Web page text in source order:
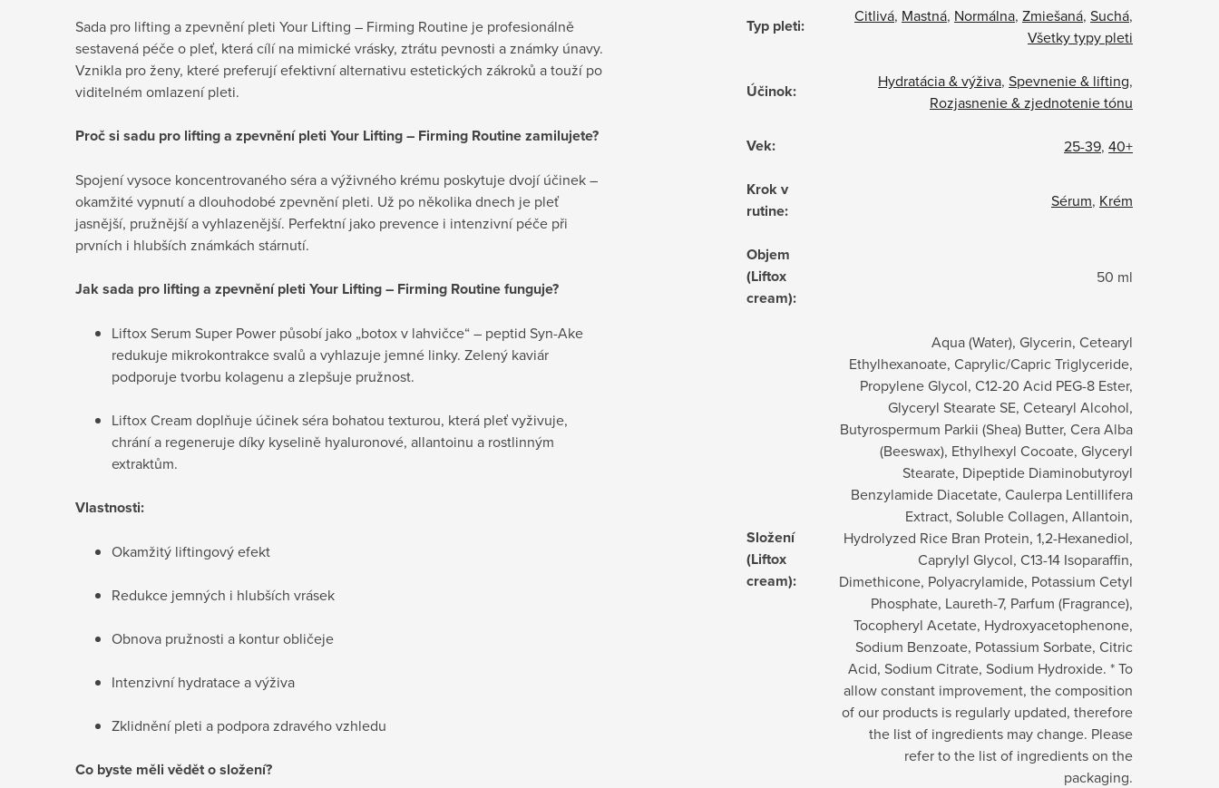
Sada pro lifting a zpevnění pleti Your Lifting – Firming Routine je profesionálně
sestavená péče o pleť, která cílí na mimické vrásky, ztrátu pevnosti a známky únavy.
Vznikla pro ženy, které preferují efektivní alternativu estetických zákroků a touží po
viditelném omlazení pleti.
Proč si sadu pro lifting a zpevnění pleti Your Lifting – Firming Routine zamilujete?
Spojení vysoce koncentrovaného séra a výživného krému poskytuje dvojí účinek –
okamžité vypnutí a dlouhodobé zpevnění pleti. Už po několika dnech je pleť
jasnější, pružnější a vyhlazenější. Perfektní jako prevence i intenzivní péče při
prvních i hlubších známkách stárnutí.
Jak sada pro lifting a zpevnění pleti Your Lifting – Firming Routine funguje?
Liftox Serum Super Power působí jako „botox v lahvičce“ – peptid Syn-Ake
redukuje mikrokontrakce svalů a vyhlazuje jemné linky. Zelený kaviár
podporuje tvorbu kolagenu a zlepšuje pružnost.
Liftox Cream doplňuje účinek séra bohatou texturou, která pleť vyživuje,
chrání a regeneruje díky kyselině hyaluronové, allantoinu a rostlinným
extraktům.
Vlastnosti:
Okamžitý liftingový efekt
Redukce jemných i hlubších vrásek
Obnova pružnosti a kontur obličeje
Intenzivní hydratace a výživa
Zklidnění pleti a podpora zdravého vzhledu
Co byste měli vědět o složení?
Typ pleti: Citlivá, Mastná, Normálna, Zmiešaná, Suchá,
Všetky typy pleti
Účinok: Hydratácia & výživa, Spevnenie & lifting,
Rozjasnenie & zjednotenie tónu
Vek: 25-39, 40+
Krok v
rutine: Sérum, Krém
Objem
(Liftox
cream):
50 ml
Složení
(Liftox
cream):
Aqua (Water), Glycerin, Cetearyl
Ethylhexanoate, Caprylic/Capric Triglyceride,
Propylene Glycol, C12-20 Acid PEG-8 Ester,
Glyceryl Stearate SE, Cetearyl Alcohol,
Butyrospermum Parkii (Shea) Butter, Cera Alba
(Beeswax), Ethylhexyl Cocoate, Glyceryl
Stearate, Dipeptide Diaminobutyroyl
Benzylamide Diacetate, Caulerpa Lentillifera
Extract, Soluble Collagen, Allantoin,
Hydrolyzed Rice Bran Protein, 1,2-Hexanediol,
Caprylyl Glycol, C13-14 Isoparaffin,
Dimethicone, Polyacrylamide, Potassium Cetyl
Phosphate, Laureth-7, Parfum (Fragrance),
Tocopheryl Acetate, Hydroxyacetophenone,
Sodium Benzoate, Potassium Sorbate, Citric
Acid, Sodium Citrate, Sodium Hydroxide. * To
allow constant improvement, the composition
of our products is regularly updated, therefore
the list of ingredients may change. Please
refer to the list of ingredients on the
packaging.